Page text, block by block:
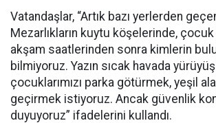
Vatandaşlar, “Artık bazı yerlerden
Mezarlıkların kuytu köşelerinde, çocuk
akşam saatlerinden sonra kimlerin
bilmiyoruz. Yazın sıcak havada
çocuklarımızı parka götürmek, yeşil
geçirmek istiyoruz. Ancak güvenlik
duyuyoruz” ifadelerini kullandı.